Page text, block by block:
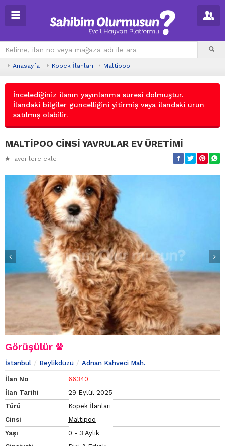
Anasayfa Köpek İlanları Maltipoo
İncelediğiniz ilanın yayınlanma süresi dolmuştur.
İlandaki bilgiler güncelliğini yitirmiş veya ilandaki ürün
satılmış olabilir.
MALTİPOO CİNSİ YAVRULAR EV ÜRETİMİ
Favorilere ekle
Görüşülür
İstanbul Beylikdüzü Adnan Kahveci Mah.
İlan No
66340
İlan Tarihi
29 Eylül 2025
Türü
Köpek İlanları
Cinsi
Maltipoo
Yaşı
0 - 3 Aylık